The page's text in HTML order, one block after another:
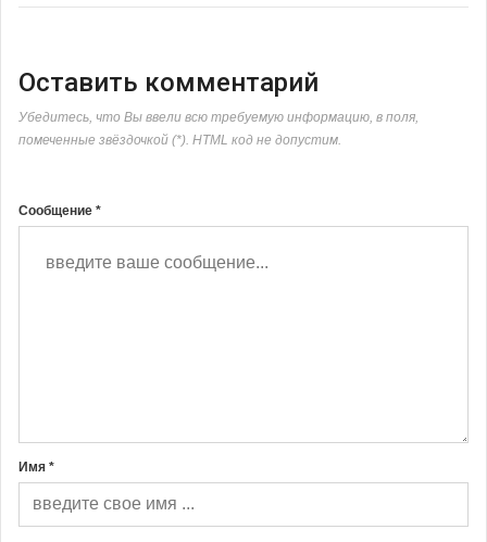
Оставить комментарий
Убедитесь, что Вы ввели всю требуемую информацию, в поля,
помеченные звёздочкой (*). HTML код не допустим.
Сообщение *
Имя *